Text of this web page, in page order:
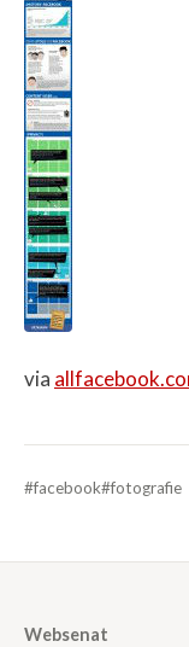
via
#facebook#fotografie
Websenat